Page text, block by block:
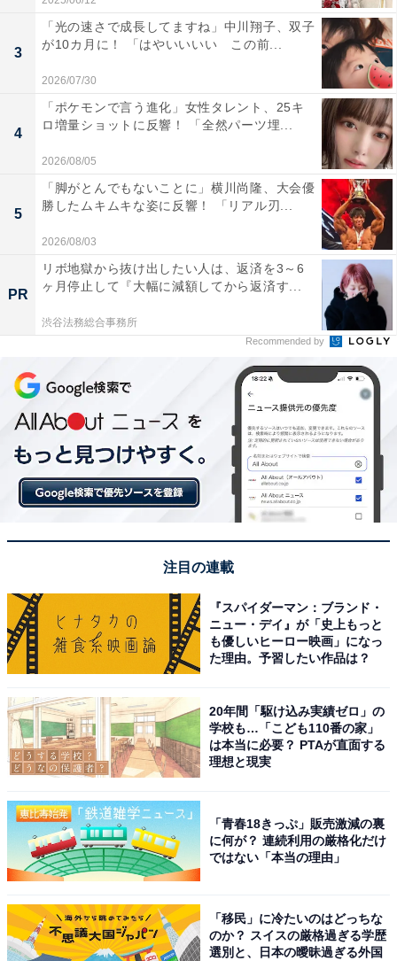
3
「光の速さで成長してますね」中川翔子、双子
が10カ月に！ 「はやいいいい この前...
2026/07/30
4
「ポケモンで言う進化」女性タレント、25キ
ロ増量ショットに反響！ 「全然パーツ埋...
2026/08/05
5
「脚がとんでもないことに」横川尚隆、大会優
勝したムキムキな姿に反響！ 「リアル刃...
2026/08/03
PR
リボ地獄から抜け出したい人は、返済を3～6
ヶ月停止して『大幅に減額してから返済す...
渋谷法務総合事務所
Recommended by
注目の連載
『スパイダーマン：ブランド・
ニュー・デイ』が「史上もっと
も優しいヒーロー映画」になっ
た理由。予習したい作品は？
20年間「駆け込み実績ゼロ」の
学校も…「こども110番の家」
は本当に必要？ PTAが直面する
理想と現実
「青春18きっぷ」販売激減の裏
に何が？ 連続利用の厳格化だけ
ではない「本当の理由」
「移民」に冷たいのはどっちな
のか？ スイスの厳格過ぎる学歴
選別と、日本の曖昧過ぎる外国